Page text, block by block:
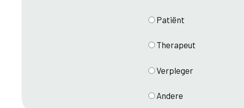
Patiënt
Therapeut
Verpleger
Andere